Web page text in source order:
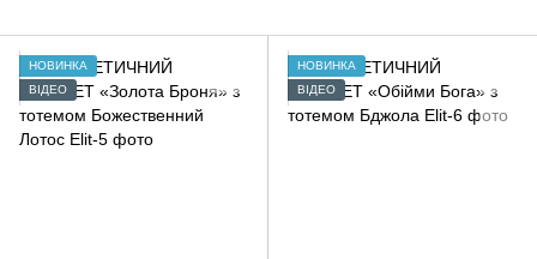
НОВИНКА
ВІДЕО
НОВИНКА
ВІДЕО